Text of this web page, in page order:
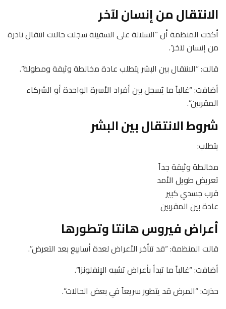
الانتقال من إنسان لآخر
أكدت المنظمة أن “السلالة على السفينة سجلت حالات انتقال نادرة
من إنسان لآخر”.
قالت: “الانتقال بين البشر يتطلب عادة مخالطة وثيقة ومطولة”.
أضافت: “غالباً ما يُسجل بين أفراد الأسرة الواحدة أو الشركاء
المقربين”.
شروط الانتقال بين البشر
يتطلب:
مخالطة وثيقة جداً
تعريض طويل الأمد
قرب جسدي كبير
عادة بين المقربين
أعراض فيروس هانتا وتطورها
قالت المنظمة: “قد تتأخر الأعراض لعدة أسابيع بعد التعرض”.
أضافت: “غالباً ما تبدأ بأعراض تشبه الإنفلونزا”.
حذرت: “المرض قد يتطور سريعاً في بعض الحالات”.